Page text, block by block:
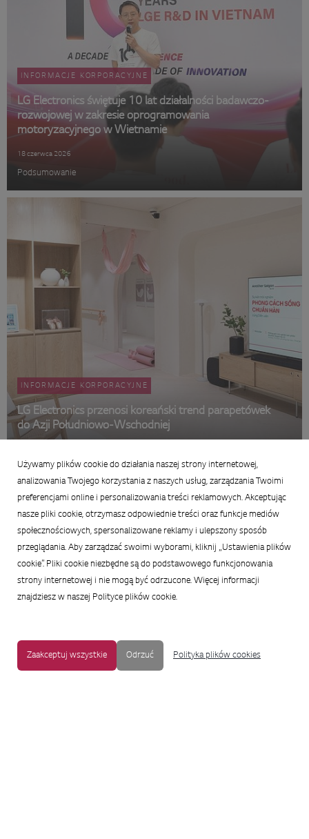
INFORMACJE KORPORACYJNE
LG Electronics świętuje 10 lat działalności badawczo-
rozwojowej w zakresie oprogramowania
motoryzacyjnego w Wietnamie
18 czerwca 2026
Podsumowanie
INFORMACJE KORPORACYJNE
LG Electronics przenosi koreański trend parapetówek
do Azji Południowo-Wschodniej
Podsumowanie:
Używamy plików cookie do działania naszej strony internetowej,
analizowania Twojego korzystania z naszych usług, zarządzania Twoimi
preferencjami online i personalizowania treści reklamowych. Akceptując
nasze pliki cookie, otrzymasz odpowiednie treści oraz funkcje mediów
społecznościowych, spersonalizowane reklamy i ulepszony sposób
przeglądania. Aby zarządzać swoimi wyborami, kliknij „Ustawienia plików
cookie”. Pliki cookie niezbędne są do podstawowego funkcjonowania
strony internetowej i nie mogą być odrzucone. Więcej informacji
znajdziesz w naszej Polityce plików cookie.
Zaakceptuj wszystkie Odrzuć Polityka plików cookies